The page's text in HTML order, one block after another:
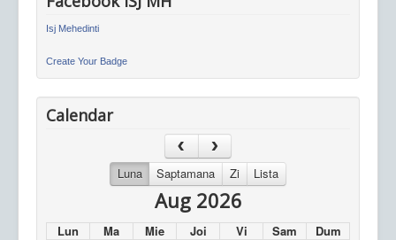
Isj Mehedinti
Create Your Badge
Calendar
Luna Saptamana Zi Lista
Aug 2026
Lun Ma Mie Joi Vi Sam
Dum